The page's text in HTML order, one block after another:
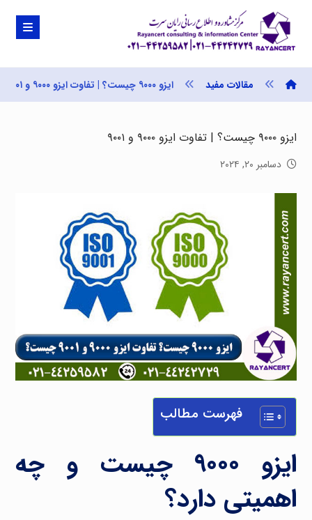
مقالات مفید ایزو ۹۰۰۰ چیست؟ | تفاوت ایزو ۹۰۰۰ و ۹۰۰۱
ایزو ۹۰۰۰ چیست؟ | تفاوت ایزو ۹۰۰۰ و ۹۰۰۱
دسامبر ۲۰, ۲۰۲۴
فهرست مطالب
ایزو ۹۰۰۰ چیست و چه
اهمیتی دارد؟